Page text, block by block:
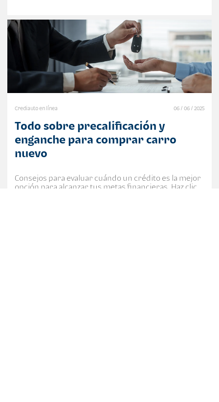
Crediauto en línea 06 / 06 / 2025
Todo sobre precalificación y
enganche para comprar carro
nuevo
Consejos para evaluar cuándo un crédito es la mejor
opción para alcanzar tus metas financieras. Haz clic